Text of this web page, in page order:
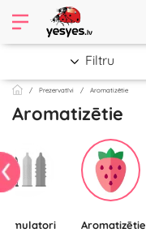
Prezervatīvi Aromatizētie
Filtru
Aromatizētie
Stimulatori Aromatizētie